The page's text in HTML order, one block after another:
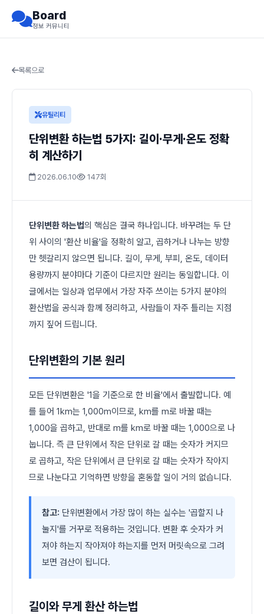
Board
정보 커뮤니티
목록으로
유틸리티
단위변환 하는법 5가지: 길이·무게·온도 정확
히 계산하기
2026.06.10 147회
단위변환 하는법의 핵심은 결국 하나입니다. 바꾸려는 두 단
위 사이의 '환산 비율'을 정확히 알고, 곱하거나 나누는 방향
만 헷갈리지 않으면 됩니다. 길이, 무게, 부피, 온도, 데이터
용량까지 분야마다 기준이 다르지만 원리는 동일합니다. 이
글에서는 일상과 업무에서 가장 자주 쓰이는 5가지 분야의
환산법을 공식과 함께 정리하고, 사람들이 자주 틀리는 지점
까지 짚어 드립니다.
단위변환의 기본 원리
모든 단위변환은 '1을 기준으로 한 비율'에서 출발합니다. 예
를 들어 1km는 1,000m이므로, km를 m로 바꿀 때는
1,000을 곱하고, 반대로 m를 km로 바꿀 때는 1,000으로 나
눕니다. 즉 큰 단위에서 작은 단위로 갈 때는 숫자가 커지므
로 곱하고, 작은 단위에서 큰 단위로 갈 때는 숫자가 작아지
므로 나눈다고 기억하면 방향을 혼동할 일이 거의 없습니다.
참고: 단위변환에서 가장 많이 하는 실수는 '곱할지 나
눌지'를 거꾸로 적용하는 것입니다. 변환 후 숫자가 커
져야 하는지 작아져야 하는지를 먼저 머릿속으로 그려
보면 검산이 됩니다.
길이와 무게 환산 하는법